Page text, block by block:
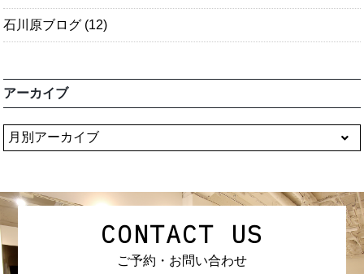
石川原ブログ (12)
アーカイブ
CONTACT US
ご予約・お問い合わせ